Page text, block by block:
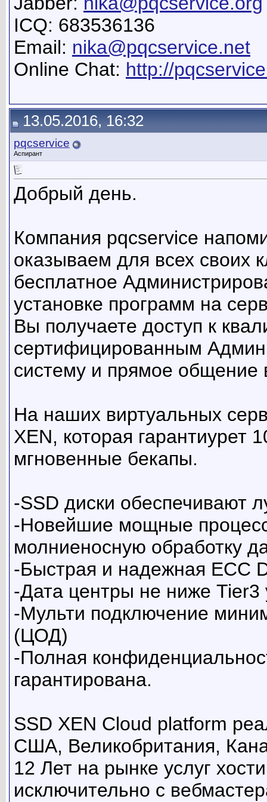
ICQ: 683536136
Email: nika@pqcservice.net
Online Chat: http://
13.05.2016, 16:32
pqcservice
Аспирант
Добрый день.
Компания pqcservice
оказываем для всех своих
бесплатное
установке программ на
Вы получаете доступ к
сертифицированным
систему и прямое общение
На наших виртуальных
XEN, которая гарантиурет
мгновенные бекапы.
-SSD диски обеспечивают
-Новейшие мощные
молниеносную обработку
-Быстрая и надежная ECC
-Дата центры не ниже Tier3
-Мульти подключение
(ЦОД)
-Полная
гарантирована.
SSD XEN Cloud platform
США, Великобритания,
12 Лет на рынке услуг
исключительно с